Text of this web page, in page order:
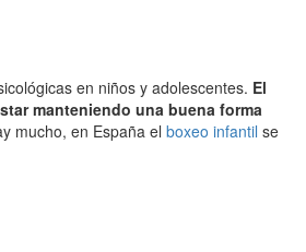
en niños y adolescentes. El
manteniendo una buena forma
mucho, en España el boxeo infantil se